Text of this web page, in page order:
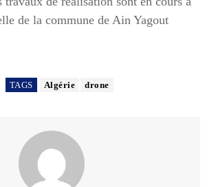
de la commune de Ain Yagout
TAGS Algérie drone